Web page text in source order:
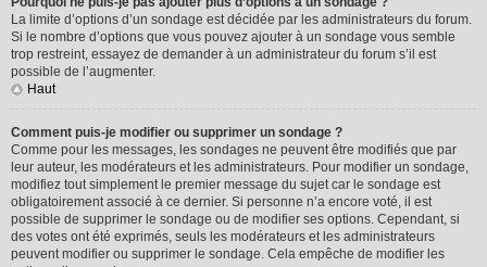
La limite d’options d’un sondage est décidée par les administrateurs du forum.
Si le nombre d’options que vous pouvez ajouter à un sondage vous semble
trop restreint, essayez de demander à un administrateur du forum s’il est
possible de l’augmenter.
Haut
Comment puis-je modifier ou supprimer un sondage ?
Comme pour les messages, les sondages ne peuvent être modifiés que par
leur auteur, les modérateurs et les administrateurs. Pour modifier un sondage,
modifiez tout simplement le premier message du sujet car le sondage est
obligatoirement associé à ce dernier. Si personne n’a encore voté, il est
possible de supprimer le sondage ou de modifier ses options. Cependant, si
des votes ont été exprimés, seuls les modérateurs et les administrateurs
peuvent modifier ou supprimer le sondage. Cela empêche de modifier les